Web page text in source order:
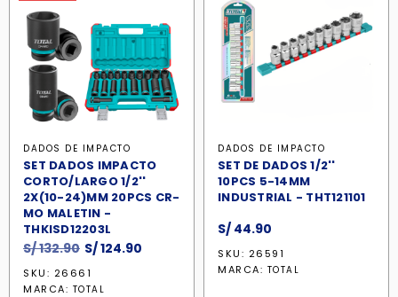
DADOS DE IMPACTO
SET DADOS IMPACTO
CORTO/LARGO 1/2''
2X(10-24)MM 20PCS CR-
MO MALETIN -
THKISD12203L
S/132.90 El
precio
original
S/124.90
SKU: 26661
MARCA: TOTAL
DADOS DE IMPACTO
SET DE DADOS 1/2''
10PCS 5-14MM
INDUSTRIAL - THT121101
S/ 44.90
SKU: 26591
MARCA: TOTAL